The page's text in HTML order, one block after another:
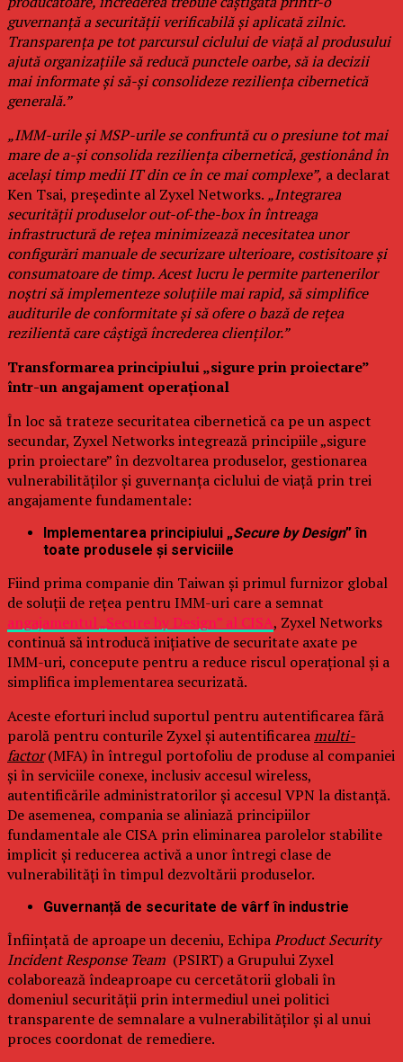
guvernanță a securității verificabilă și aplicată zilnic.
Transparența pe tot parcursul ciclului de viață al produsului
ajută organizațiile să reducă punctele oarbe, să ia decizii
mai informate și să-și consolideze reziliența cibernetică
generală.”
„IMM-urile și MSP-urile se confruntă cu o presiune tot mai
mare de a-și consolida reziliența cibernetică, gestionând în
același timp medii IT din ce în ce mai complexe”, a declarat
Ken Tsai, președinte al Zyxel Networks. „Integrarea
securității produselor out-of-the-box în întreaga
infrastructură de rețea minimizează necesitatea unor
configurări manuale de securizare ulterioare, costisitoare și
consumatoare de timp. Acest lucru le permite partenerilor
noștri să implementeze soluțiile mai rapid, să simplifice
auditurile de conformitate și să ofere o bază de rețea
rezilientă care câștigă încrederea clienților.”
Transformarea principiului „sigure prin proiectare”
într-un angajament operațional
În loc să trateze securitatea cibernetică ca pe un aspect
secundar, Zyxel Networks integrează principiile „sigure
prin proiectare” în dezvoltarea produselor, gestionarea
vulnerabilităților și guvernanța ciclului de viață prin trei
angajamente fundamentale:
Implementarea principiului „Secure by Design” în
toate produsele și serviciile
Fiind prima companie din Taiwan și primul furnizor global
de soluții de rețea pentru IMM-uri care a semnat
angajamentul „Secure by Design” al CISA, Zyxel Networks
continuă să introducă inițiative de securitate axate pe
IMM-uri, concepute pentru a reduce riscul operațional și a
simplifica implementarea securizată.
Aceste eforturi includ suportul pentru autentificarea fără
parolă pentru conturile Zyxel și autentificareamulti-
factor(MFA) în întregul portofoliu de produse al companiei
și în serviciile conexe, inclusiv accesul wireless,
autentificările administratorilor și accesul VPN la distanță.
De asemenea, compania se aliniază principiilor
fundamentale ale CISA prin eliminarea parolelor stabilite
implicit și reducerea activă a unor întregi clase de
vulnerabilități în timpul dezvoltării produselor.
Guvernanță de securitate de vârf în industrie
Înființată de aproape un deceniu, EchipaProduct Security
Incident Response Team (PSIRT) a Grupului Zyxel
colaborează îndeaproape cu cercetătorii globali în
domeniul securității prin intermediul unei politici
transparente de semnalare a vulnerabilităților și al unui
proces coordonat de remediere.